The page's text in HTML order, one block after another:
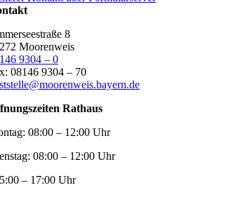
8
Moorenweis
9304 – 0
08146 9304 – 70
Rathaus
08:00 – 12:00 Uhr
08:00 – 12:00 Uhr
– 17:00 Uhr